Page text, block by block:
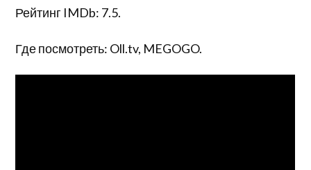
Рейтинг IMDb: 7.5.
Где посмотреть: Oll.tv, MEGOGO.